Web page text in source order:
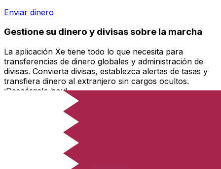
Enviar dinero
Gestione su dinero y divisas sobre la marcha
La aplicación Xe tiene todo lo que necesita para
transferencias de dinero globales y administración de
divisas. Convierta divisas, establezca alertas de tasas y
transfiera dinero al extranjero sin cargos ocultos.
¡Descárgalo hoy!